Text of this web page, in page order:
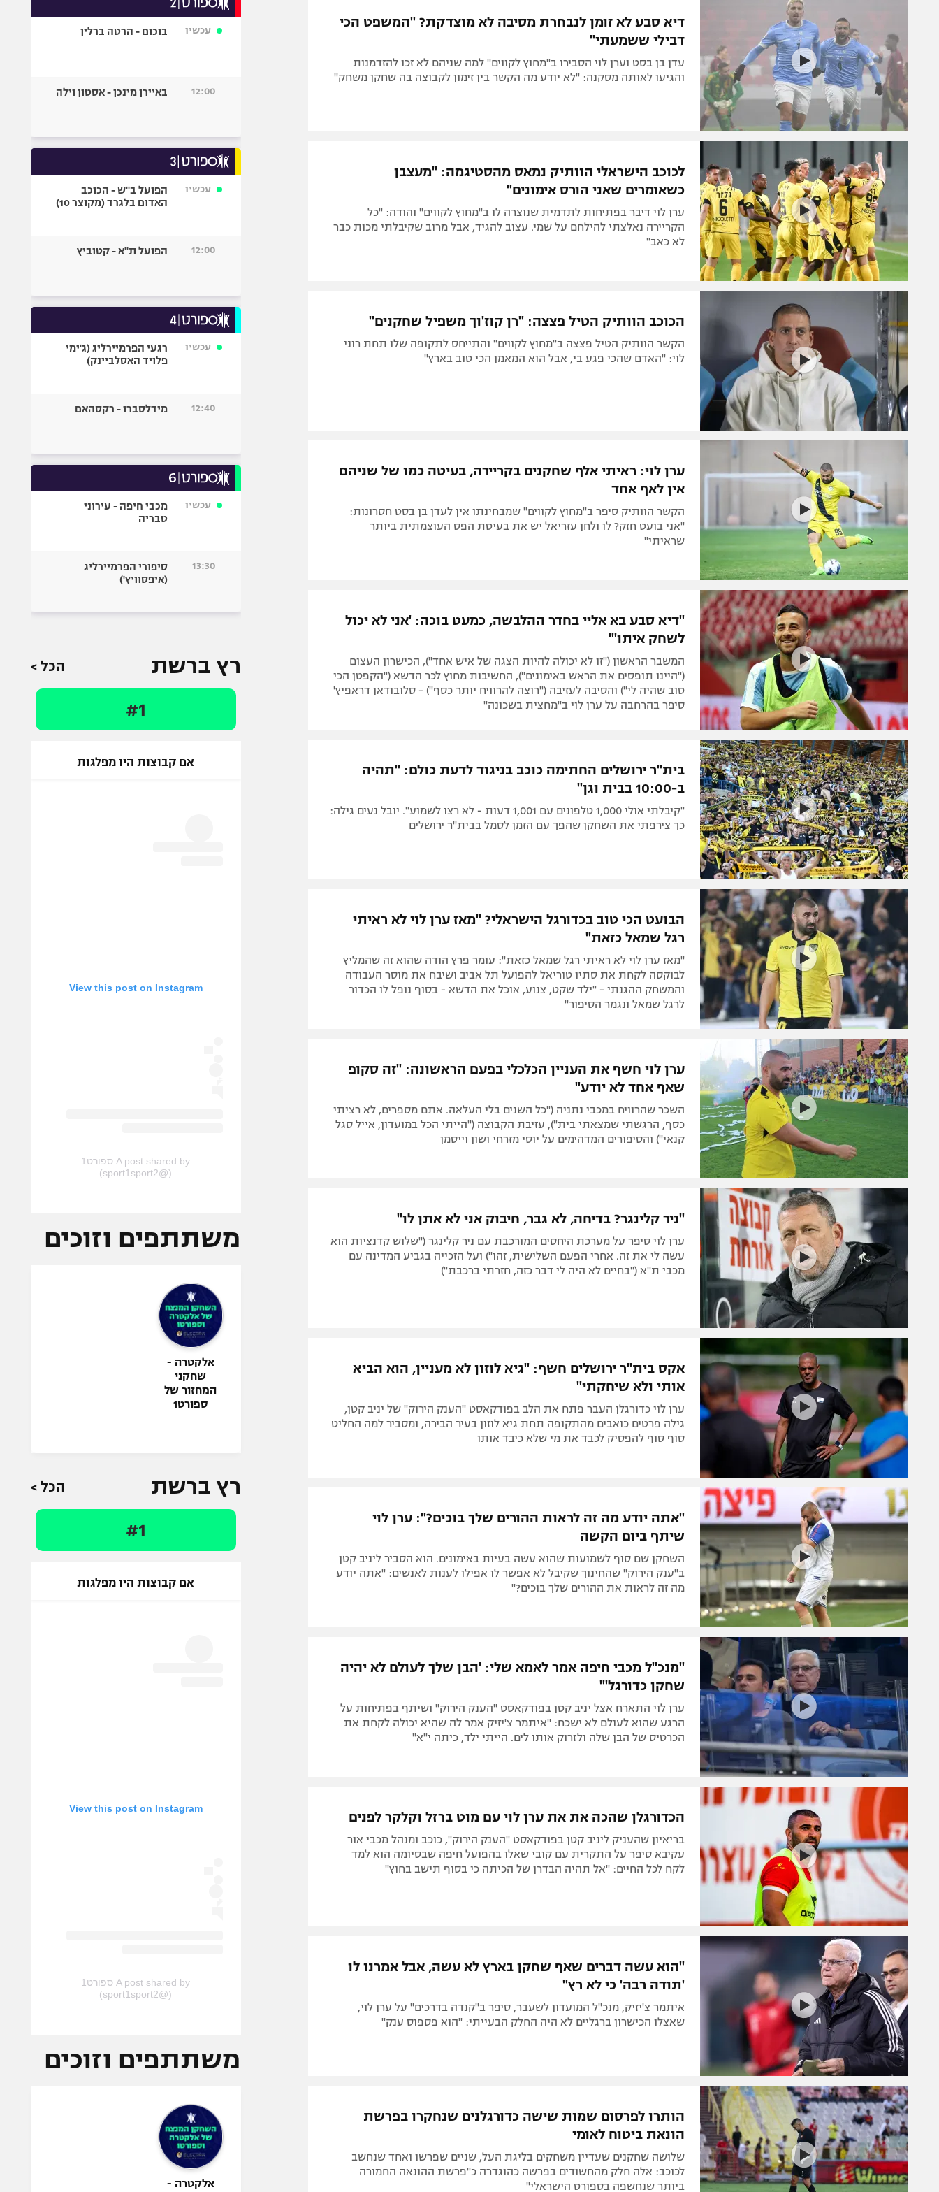
תקנון משתתפים וזוכים בפרסים
תקנון עבור פעילות אלקטרה
תקנון עבור פעילות ספורט 1 – "מרלן"
טניס
גיימינג E-Sports
מדיניות פרטיות
תקנון פעילות ספורט 1
רשיון להקרנה פומבית לבית עסק
הצטרפות לחבילת הערוצים
לוח דרושים – ג'ובנט
תגיות
הפועל חיפה
הפועל באר שבע
מכבי נתניה
ליגות נוספות
ספורט מוטורי
בייסבול MLB
גיימינג E-Sports
דיא סבע לא זומן לנבחרת מסיבה לא מוצדקת? "המשפט הכי
דבילי ששמעתי"
עדן בן בסט וערן לוי הסבירו ב"מחוץ לקווים" למה שניהם לא זכו להזדמנות
והגיעו לאותה מסקנה: "לא יודע מה הקשר בין זימון לקבוצה בה שחקן משחק"
לכוכב הישראלי הוותיק נמאס מהסטיגמה: "מעצבן
כשאומרים שאני הורס אימונים"
ערן לוי דיבר בפתיחות לתדמית שנוצרה לו ב"מחוץ לקווים" והודה: "כל
הקריירה נאלצתי להילחם על שמי. עצוב להגיד, אבל מרוב שקיבלתי מכות כבר
לא כאב"
הכוכב הוותיק הטיל פצצה: "רן קוז'וך משפיל שחקנים"
הקשר הוותיק הטיל פצצה ב"מחוץ לקווים" והתייחס לתקופה שלו תחת רוני
לוי: "האדם שהכי פגע בי, אבל הוא המאמן הכי טוב בארץ"
ערן לוי: ראיתי אלף שחקנים בקריירה, בעיטה כמו של שניהם
אין לאף אחד
הקשר הוותיק סיפר ב"מחוץ לקווים" שמבחינתו אין לעדן בן בסט חסרונות:
"אני בועט חזק? לו ולחן עזריאל יש את בעיטת הפס העוצמתית ביותר
שראיתי"
"דיא סבע בא אליי בחדר ההלבשה, כמעט בוכה: 'אני לא יכול
לשחק איתו'"
המשבר הראשון ("זו לא יכולה להיות הצגה של איש אחד"), הכישרון העצום
("היינו תופסים את הראש באימונים"), החשיבות מחוץ לכר הדשא ("הקפטן הכי
טוב שהיה לי") והסיבה לעזיבה ("רוצה להרוויח יותר כסף") - סלובודאן דראפיץ'
סיפר בהרחבה על ערן לוי ב"מחצית בשכונה"
בית"ר ירושלים החתימה כוכב בניגוד לדעת כולם: "תהיה
ב-10:00 בבית וגן"
"קיבלתי אולי 1,000 טלפונים עם 1,001 דעות - לא רצו לשמוע". יובל נעים גילה:
כך צירפתי את השחקן שהפך עם הזמן לסמל בבית"ר ירושלים
הבועט הכי טוב בכדורגל הישראלי? "מאז ערן לוי לא ראיתי
רגל שמאל כזאת"
"מאז ערן לוי לא ראיתי רגל שמאל כזאת": עומר פרץ הודה שהוא זה שהמליץ
לבוקסה לקחת את סתיו טוריאל להפועל תל אביב ושיבח את מוסר העבודה
והמשחק ההגנתי - "ילד שקט, צנוע, אוכל את הדשא - בסוף נופל לו הכדור
לרגל שמאל ונגמר הסיפור"
ערן לוי חשף את העניין הכלכלי בפעם הראשונה: "זה סקופ
שאף אחד לא יודע"
השכר שהרוויח במכבי נתניה ("כל השנים בלי העלאה. אתם מספרים, לא רציתי
כסף, הרגשתי שמצאתי בית"), עזיבת הקבוצה ("הייתי הכל במועדון, אייל סגל
קנאי") והסיפורים המדהימים על יוסי מזרחי ושון וייסמן
"ניר קלינגר? בדיחה, לא גבר, חיבוק אני לא אתן לו"
ערן לוי סיפר על מערכת היחסים המורכבת עם ניר קלינגר ("שלוש קדנציות הוא
עשה לי את זה. אחרי הפעם השלישית, זהו") ועל הזכייה בגביע המדינה עם
מכבי ת"א ("בחיים לא היה לי דבר כזה, חזרתי ברכבת")
אקס בית"ר ירושלים חשף: "גיא לוזון לא מעניין, הוא הביא
אותי ולא שיחקתי"
ערן לוי כדורגלן העבר פתח את הלב בפודקאסט "הענק הירוק" של יניב קטן,
גילה פרטים כואבים מהתקופה תחת גיא לוזון בעיר הבירה, ומסביר למה החליט
סוף סוף להפסיק לכבד את מי שלא כיבד אותו
"אתה יודע מה זה לראות ההורים שלך בוכים?": ערן לוי
שיתף ביום הקשה
השחקן שם סוף לשמועות שהוא עשה בעיות באימונים. הוא הסביר ליניב קטן
ב"ענק הירוק" שהחינוך שקיבל לא אפשר לו אפילו לענות לאנשים: "אתה יודע
מה זה לראות את ההורים שלך בוכים?"
"מנכ"ל מכבי חיפה אמר לאמא שלי: 'הבן שלך לעולם לא יהיה
שחקן כדורגל'"
ערן לוי התארח אצל יניב קטן בפודקאסט "הענק הירוק" ושיתף בפתיחות על
הרגע שהוא לעולם לא ישכח: "איתמר צ'יזיק אמר לה שהיא יכולה לקחת את
הכרטיס של הבן שלה ולזרוק אותו לים. הייתי ילד, כיתה י"א"
הכדורגלן שהכה את את ערן לוי עם מוט ברזל וקלקר לפנים
בריאיון שהעניק ליניב קטן בפודקאסט "הענק הירוק", כוכב ומנהל מכבי אור
עקיבא סיפר על התקרית עם קובי שאלו בהפועל חיפה שבסיומה הוא למד
לקח לכל החיים: "אל תהיה הבדרן של הכיתה כי בסוף תישב בחוץ"
"הוא עשה דברים שאף שחקן בארץ לא עשה, אבל אמרנו לו
'תודה רבה' כי לא רץ"
איתמר צ'יזיק, מנכ"ל המועדון לשעבר, סיפר ב"קנדה בדרכים" על ערן לוי,
שאצלו הכישרון ברגליים לא היה החלק הבעייתי: "הוא פספוס ענק"
הותרו לפרסום שמות שישה כדורגלנים שנחקרו בפרשת
הונאת ביטוח לאומי
שלושה שחקנים שעדיין משחקים בליגת העל, שניים שפרשו ואחד שנחשב
לכוכב: אלה חלק מהחשודים בפרשה כהוגדרה כ"פרשת ההונאה החמורה
ביותר שנחשפה בספורט הישראלי"
עכשיו בוכום - הרטה ברלין
12:00 באיירן מינכן - אסטון וילה
עכשיו
הפועל ב"ש - הכוכב
האדום בלגרד (מקוצר 10)
12:00 הפועל ת"א - קטוביץ
עכשיו
רגעי הפרמיירליג (ג'ימי
פלויד האסלביינק)
12:40 מידלסברו - רקסהאם
עכשיו
מכבי חיפה - עירוני
טבריה
13:30
סיפורי הפרמיירליג
(איפסוויץ')
רץ ברשת הכל >
#1
אם קבוצות היו מפלגות
View this post on Instagram
A post shared by ספורט1
(@sport1sport2)
משתתפים וזוכים
אלקטרה -
שחקני
המחזור של
ספורט1
רץ ברשת הכל >
#1
אם קבוצות היו מפלגות
View this post on Instagram
A post shared by ספורט1
(@sport1sport2)
משתתפים וזוכים
אלקטרה -